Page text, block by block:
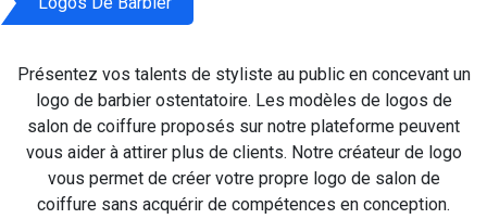
Présentez vos talents de styliste au public en concevant un
logo de barbier ostentatoire. Les modèles de logos de
salon de coiffure proposés sur notre plateforme peuvent
vous aider à attirer plus de clients. Notre créateur de logo
vous permet de créer votre propre logo de salon de
coiffure sans acquérir de compétences en conception.